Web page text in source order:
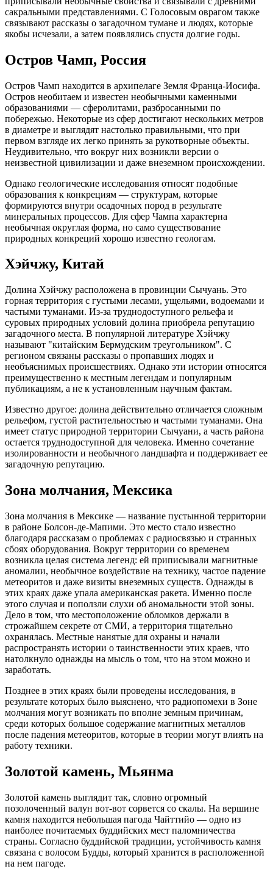
сакральными представлениями. С Голосовым оврагом также
связывают рассказы о загадочном тумане и людях, которые
якобы исчезали, а затем появлялись спустя долгие годы.
Остров Чамп, Россия
Остров Чамп находится в архипелаге Земля Франца-Иосифа.
Остров необитаем и известен необычными каменными
образованиями — сферолитами, разбросанными по
побережью. Некоторые из сфер достигают нескольких метров
в диаметре и выглядят настолько правильными, что при
первом взгляде их легко принять за рукотворные объекты.
Неудивительно, что вокруг них возникли версии о
неизвестной цивилизации и даже внеземном происхождении.
Однако геологические исследования относят подобные
образования к конкрециям — структурам, которые
формируются внутри осадочных пород в результате
минеральных процессов. Для сфер Чампа характерна
необычная округлая форма, но само существование
природных конкреций хорошо известно геологам.
Хэйчжу, Китай
Долина Хэйчжу расположена в провинции Сычуань. Это
горная территория с густыми лесами, ущельями, водоемами и
частыми туманами. Из-за труднодоступного рельефа и
суровых природных условий долина приобрела репутацию
загадочного места. В популярной литературе Хэйчжу
называют "китайским Бермудским треугольником". С
регионом связаны рассказы о пропавших людях и
необъяснимых происшествиях. Однако эти истории относятся
преимущественно к местным легендам и популярным
публикациям, а не к установленным научным фактам.
Известно другое: долина действительно отличается сложным
рельефом, густой растительностью и частыми туманами. Она
имеет статус природной территории Сычуани, а часть района
остается труднодоступной для человека. Именно сочетание
изолированности и необычного ландшафта и поддерживает ее
загадочную репутацию.
Зона молчания, Мексика
Зона молчания в Мексике — название пустынной территории
в районе Болсон-де-Мапими. Это место стало известно
благодаря рассказам о проблемах с радиосвязью и странных
сбоях оборудования. Вокруг территории со временем
возникла целая система легенд: ей приписывали магнитные
аномалии, необычное воздействие на технику, частое падение
метеоритов и даже визиты внеземных существ. Однажды в
этих краях даже упала американская ракета. Именно после
этого случая и поползли слухи об аномальности этой зоны.
Дело в том, что местоположение обломков держали в
строжайшем секрете от СМИ, а территория тщательно
охранялась. Местные нанятые для охраны и начали
распространять истории о таинственности этих краев, что
натолкнуло однажды на мысль о том, что на этом можно и
заработать.
Позднее в этих краях были проведены исследования, в
результате которых было выяснено, что радиопомехи в Зоне
молчания могут возникать по вполне земным причинам,
среди которых большое содержание магнитных металлов
после падения метеоритов, которые в теории могут влиять на
работу техники.
Золотой камень, Мьянма
Золотой камень выглядит так, словно огромный
позолоченный валун вот-вот сорвется со скалы. На вершине
камня находится небольшая пагода Чайттийо — одно из
наиболее почитаемых буддийских мест паломничества
страны. Согласно буддийской традиции, устойчивость камня
связана с волосом Будды, который хранится в расположенной
на нем пагоде.